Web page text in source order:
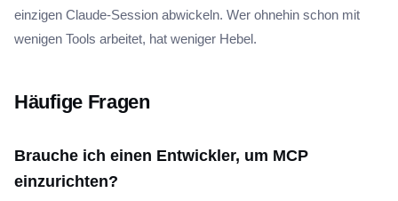
einzigen Claude-Session abwickeln. Wer ohnehin schon mit
wenigen Tools arbeitet, hat weniger Hebel.
Häufige Fragen
Brauche ich einen Entwickler, um MCP
einzurichten?